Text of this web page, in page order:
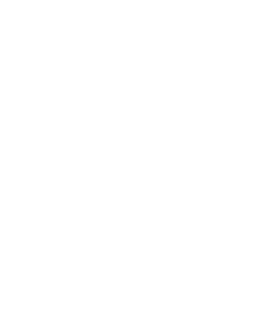
賃が変わります
交通実証運行業務委託に係る公募型プ
道で海へ行こう！」キャンペーン
通会議を開催しました
ベント年間計画のご案内
について